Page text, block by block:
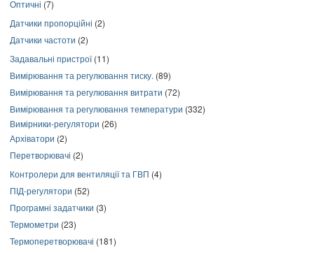
Оптичні (7)
Датчики пропорційні (2)
Датчики частоти (2)
Задавальні пристрої(11)
Вимірювання та регулювання тиску. (89)
Вимірювання та регулювання витрати (72)
Вимірювання та регулювання температури (332)
Вимірники-регулятори (26)
Архіватори (2)
Перетворювачі (2)
Контролери для вентиляції та ГВП (4)
ПІД-регулятори (52)
Програмні задатчики (3)
Термометри (23)
Термоперетворювачі (181)